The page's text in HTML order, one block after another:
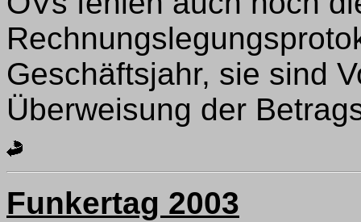
Geschäftsjahr, sie sind
Überweisung der
Funkertag 2003